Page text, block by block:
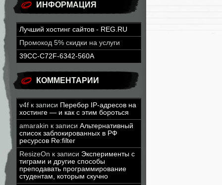
ИНФОРМАЦИЯ
Лучший хостинг сайтов - REG.RU
Промокод 5% скидки на услуги
39CC-C72F-6342-560A
КОММЕНТАРИИ
v4f к записи Перебор IP-адресов на
хостинге — и как с этим бороться
amarakin к записи Альтернативный
список заблокированных в РФ
ресурсов Re:filter
ResizeOn к записи Эксперименты с
тиграми и другие способы
преподавать программирование
студентам, которым скучно